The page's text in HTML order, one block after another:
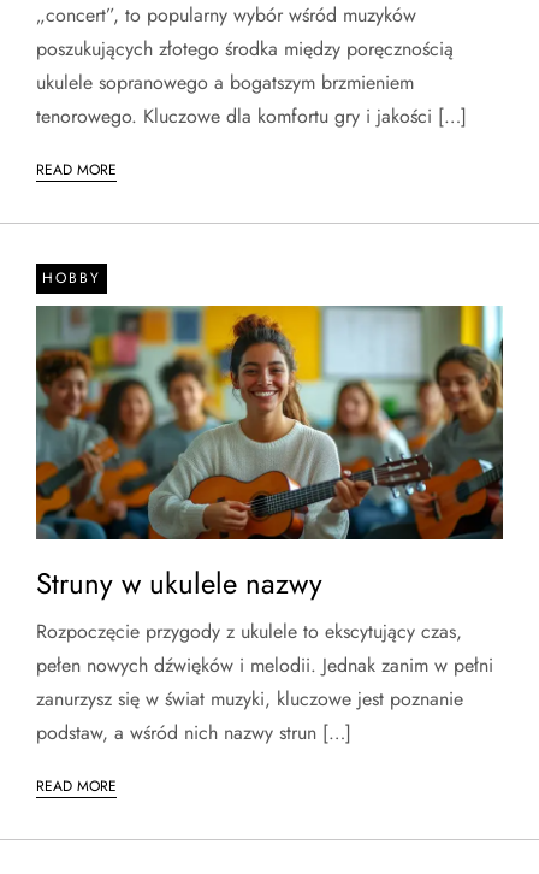
„concert”, to popularny wybór wśród muzyków
poszukujących złotego środka między poręcznością
ukulele sopranowego a bogatszym brzmieniem
tenorowego. Kluczowe dla komfortu gry i jakości […]
READ MORE
HOBBY
Struny w ukulele nazwy
Rozpoczęcie przygody z ukulele to ekscytujący czas,
pełen nowych dźwięków i melodii. Jednak zanim w pełni
zanurzysz się w świat muzyki, kluczowe jest poznanie
podstaw, a wśród nich nazwy strun […]
READ MORE